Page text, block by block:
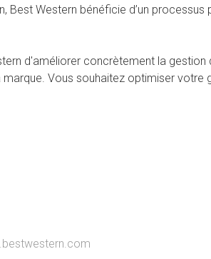
Best Western bénéficie d’un processus
d'améliorer concrètement la gestion
Vous souhaitez optimiser votre